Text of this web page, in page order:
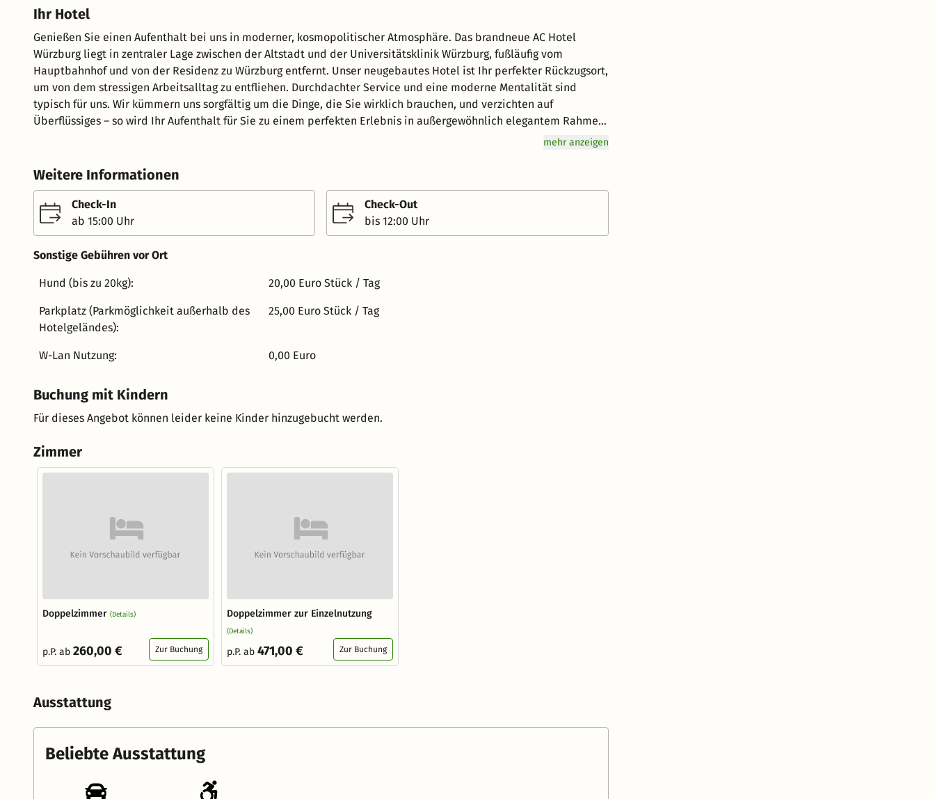
Ihr Hotel
Genießen Sie einen Aufenthalt bei uns in moderner, kosmopolitischer Atmosphäre. Das brandneue AC Hotel
Würzburg liegt in zentraler Lage zwischen der Altstadt und der Universitätsklinik Würzburg, fußläufig vom
Hauptbahnhof und von der Residenz zu Würzburg entfernt. Unser neugebautes Hotel ist Ihr perfekter Rückzugsort,
um von dem stressigen Arbeitsalltag zu entfliehen. Durchdachter Service und eine moderne Mentalität sind
typisch für uns. Wir kümmern uns sorgfältig um die Dinge, die Sie wirklich brauchen, und verzichten auf
Überflüssiges – so wird Ihr Aufenthalt für Sie zu einem perfekten Erlebnis in außergewöhnlich elegantem Rahmen.
Vom Check-in bis zum Check-out ist jedes Detail in unserem Hotel sorgfältig darauf ausgerichtet, Ihnen das Reisen
komfortablen Zimmern mit kostenloses WLAN und Klimaanlage.Von unserem Hotel aus erreichen Sie
verschiedene Sehenswürdigkeiten der Stadt in wenigen Minuten. Unternehmen Sie einen wohltuenden
Spaziergang am Main und besuchen Sie den wunderschönen Hofgarten der Residenz zu Würzburg. Statten Sie
nach Ihrer Rückkehr unserem Restaurant oder unserer Bar einen Besuch ab. Die Mitarbeiter unseres Hotels
bemühen sich mit höchstem Engagement, Ihnen einen fantastischen Aufenthalt im AC Hotel Würzburg zu
bereiten.
mehr anzeigen
Weitere Informationen
Check-In
ab 15:00 Uhr
Check-Out
bis 12:00 Uhr
Sonstige Gebühren vor Ort
Hund (bis zu 20kg): 20,00 Euro Stück / Tag
Parkplatz (Parkmöglichkeit außerhalb des
Hotelgeländes):
25,00 Euro Stück / Tag
W-Lan Nutzung: 0,00 Euro
Buchung mit Kindern
Für dieses Angebot können leider keine Kinder hinzugebucht werden.
Zimmer
Doppelzimmer (Details)
p.P. ab 260,00 € Zur Buchung
Doppelzimmer zur Einzelnutzung
(Details)
p.P. ab 471,00 € Zur Buchung
Ausstattung
Beliebte Ausstattung